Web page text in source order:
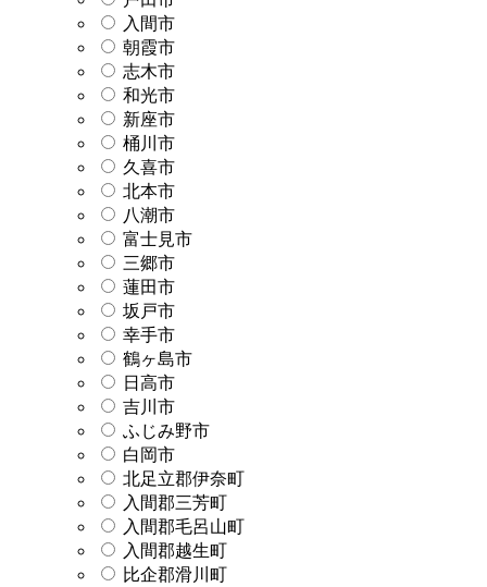
入間市
朝霞市
志木市
和光市
新座市
桶川市
久喜市
北本市
八潮市
富士見市
三郷市
蓮田市
坂戸市
幸手市
鶴ヶ島市
日高市
吉川市
ふじみ野市
白岡市
北足立郡伊奈町
入間郡三芳町
入間郡毛呂山町
入間郡越生町
比企郡滑川町